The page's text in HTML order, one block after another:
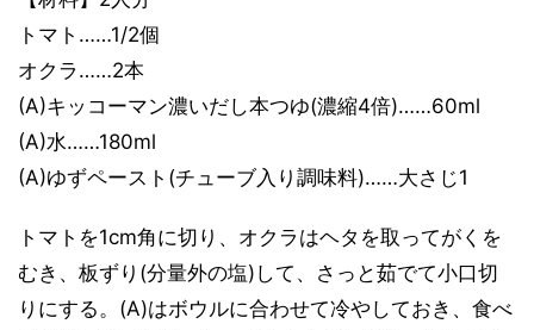
トマト……1/2個
オクラ……2本
(A)キッコーマン濃いだし本つゆ(濃縮4倍)……60ml
(A)水……180ml
(A)ゆずペースト(チューブ入り調味料)……大さじ1
トマトを1cm角に切り、オクラはヘタを取ってがくを
むき、板ずり(分量外の塩)して、さっと茹でて小口切
りにする。(A)はボウルに合わせて冷やしておき、食べ